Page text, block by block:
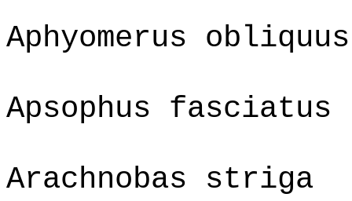
Aphyomerus obliquus
Apsophus fasciatus
Arachnobas striga